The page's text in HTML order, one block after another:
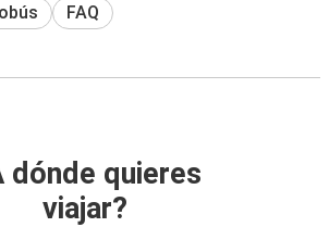
FAQ
dónde quieres
viajar?